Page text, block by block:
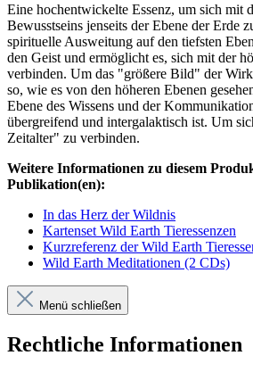
Eine hochentwickelte Essenz, um sich mit
Bewusstseins jenseits der Ebene der Erde
spirituelle Ausweitung auf den tiefsten
den Geist und ermöglicht es, sich mit der
verbinden. Um das "größere Bild" der
so, wie es von den höheren Ebenen
Ebene des Wissens und der
übergreifend und intergalaktisch ist. Um
Zeitalter" zu verbinden.
Weitere Informationen zu diesem
Publikation(en):
In das Herz der Wildnis
Kartenset Wild Earth Tieressenzen
Kurzreferenz der Wild Earth
Wild Earth Meditationen (2 CDs)
Menü schließen
Rechtliche Informationen